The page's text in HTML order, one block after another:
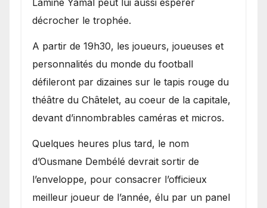
Lamine Yamal peut lui aussi espérer
décrocher le trophée.
A partir de 19h30, les joueurs, joueuses et
personnalités du monde du football
défileront par dizaines sur le tapis rouge du
théâtre du Châtelet, au coeur de la capitale,
devant d’innombrables caméras et micros.
Quelques heures plus tard, le nom
d’Ousmane Dembélé devrait sortir de
l’enveloppe, pour consacrer l’officieux
meilleur joueur de l’année, élu par un panel